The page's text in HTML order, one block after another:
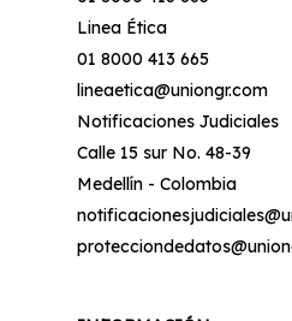
Linea Ética
01 8000 413 665
lineaetica@uniongr.com
Notificaciones Judiciales
Calle 15 sur No. 48-39
Medellín - Colombia